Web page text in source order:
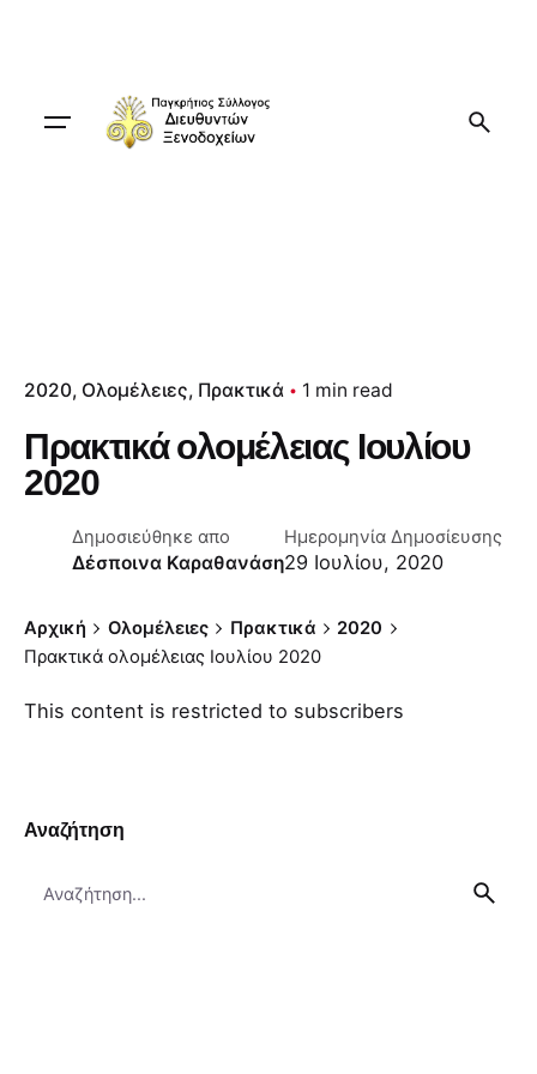
2020 Ολομέλειες Πρακτικά 1 min read
Πρακτικά ολομέλειας Ιουλίου
2020
Δημοσιεύθηκε απο
Δέσποινα Καραθανάση
Ημερομηνία Δημοσίευσης
29 Ιουλίου, 2020
Αρχική Ολομέλειες Πρακτικά
2020
Πρακτικά ολομέλειας Ιουλίου 2020
This content is restricted to subscribers
Αναζήτηση
for